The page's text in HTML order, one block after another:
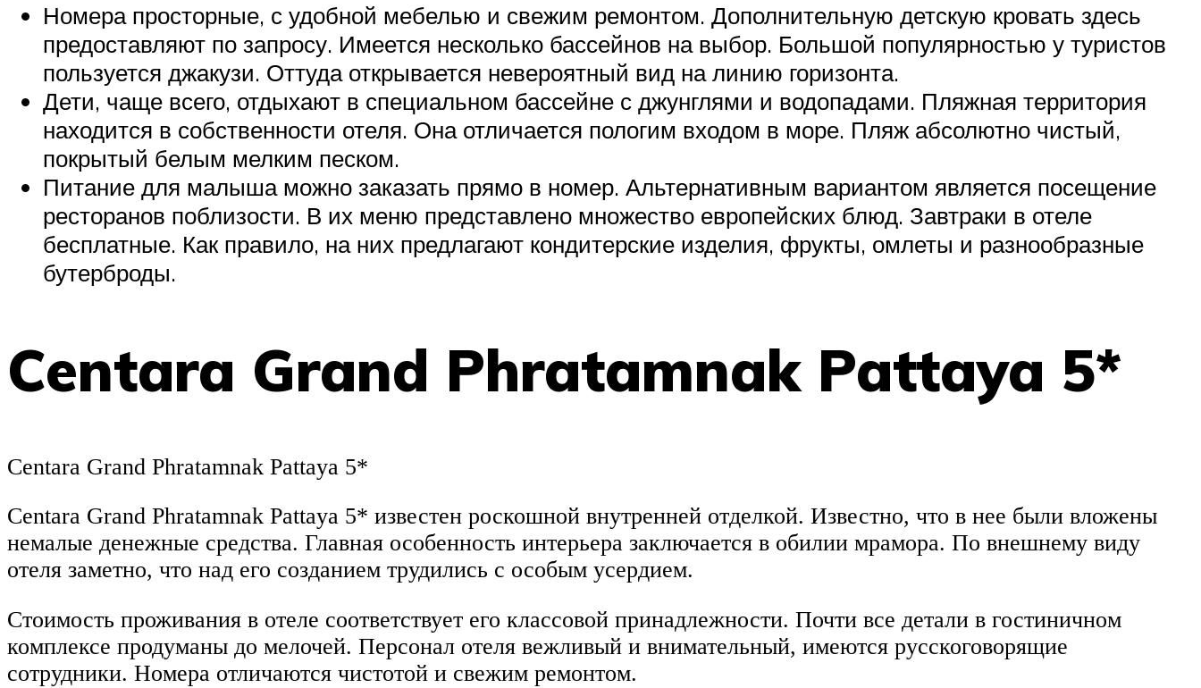
Номера просторные, с удобной мебелью и свежим ремонтом. Дополнительную детскую кровать здесь
предоставляют по запросу. Имеется несколько бассейнов на выбор. Большой популярностью у туристов
пользуется джакузи. Оттуда открывается невероятный вид на линию горизонта.
Дети, чаще всего, отдыхают в специальном бассейне с джунглями и водопадами. Пляжная территория
находится в собственности отеля. Она отличается пологим входом в море. Пляж абсолютно чистый,
покрытый белым мелким песком.
Питание для малыша можно заказать прямо в номер. Альтернативным вариантом является посещение
ресторанов поблизости. В их меню представлено множество европейских блюд. Завтраки в отеле
бесплатные. Как правило, на них предлагают кондитерские изделия, фрукты, омлеты и разнообразные
бутерброды.
Centara Grand Phratamnak Pattaya 5*
Centara Grand Phratamnak Pattaya 5*
Centara Grand Phratamnak Pattaya 5* известен роскошной внутренней отделкой. Известно, что в нее были вложены
немалые денежные средства. Главная особенность интерьера заключается в обилии мрамора. По внешнему виду
отеля заметно, что над его созданием трудились с особым усердием.
Стоимость проживания в отеле соответствует его классовой принадлежности. Почти все детали в гостиничном
комплексе продуманы до мелочей. Персонал отеля вежливый и внимательный, имеются русскоговорящие
сотрудники. Номера отличаются чистотой и свежим ремонтом.